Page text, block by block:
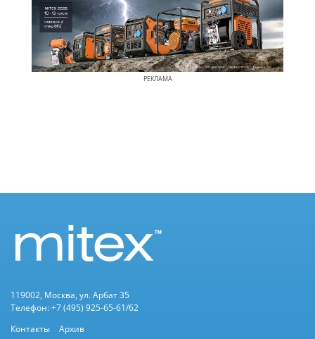
РЕКЛАМА
119002, Москва, ул. Арбат 35
Телефон: +7 (495) 925-65-61/62
Контакты
Архив